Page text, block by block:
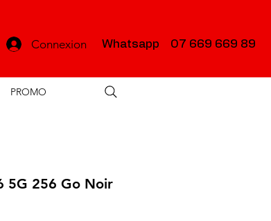
Connexion Whatsapp 07 669 669 89
PROMO
5G 256 Go Noir